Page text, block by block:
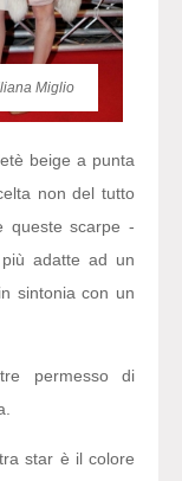
Miglio
beige a punta
non del tutto
queste scarpe -
adatte ad un
sintonia con un
permesso di
star è il colore